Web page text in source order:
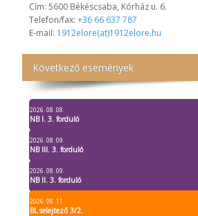
Cím: 5600 Békéscsaba, Kórház u. 6.
Telefon/fax: +36 66 637 787
E-mail: 1912elore(at)1912elore.hu
Következő események
2026. 08. 08.
NB I. 3. forduló
2026. 08. 09.
NB III. 3. forduló
2026. 08. 09.
NB II. 3. forduló
2026. 08. 11.
BL selejtező 3/2.